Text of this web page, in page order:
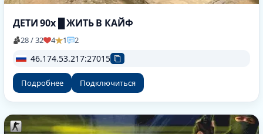
ДЕТИ 90х █ ЖИТЬ В КАЙФ
28 / 32 4 1 2
46.174.53.217:27015
Подробнее Подключиться